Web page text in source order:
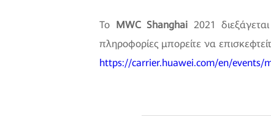
Το MWC Shanghai 2021
πληροφορίες μπορείτε να
https://carrier.huawei.com/en/events/